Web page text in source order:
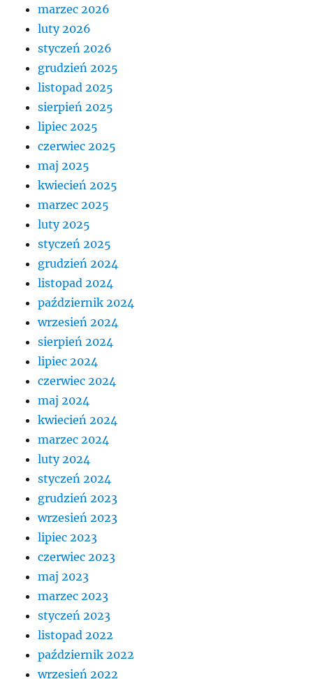
marzec 2026
luty 2026
styczeń 2026
grudzień 2025
listopad 2025
sierpień 2025
lipiec 2025
czerwiec 2025
maj 2025
kwiecień 2025
marzec 2025
luty 2025
styczeń 2025
grudzień 2024
listopad 2024
październik 2024
wrzesień 2024
sierpień 2024
lipiec 2024
czerwiec 2024
maj 2024
kwiecień 2024
marzec 2024
luty 2024
styczeń 2024
grudzień 2023
wrzesień 2023
lipiec 2023
czerwiec 2023
maj 2023
marzec 2023
styczeń 2023
listopad 2022
październik 2022
wrzesień 2022